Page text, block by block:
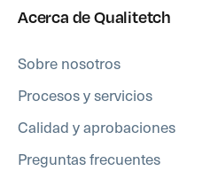
Acerca de Qualitetch
Sobre nosotros
Procesos y servicios
Calidad y aprobaciones
Preguntas frecuentes